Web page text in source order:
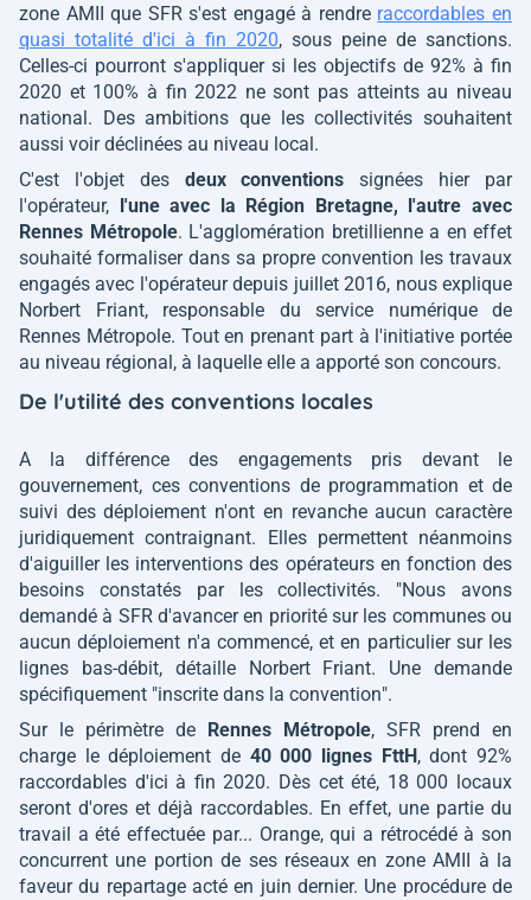
zone AMII que SFR s'est engagé à rendre raccordables en
quasi totalité d'ici à fin 2020, sous peine de sanctions.
Celles-ci pourront s'appliquer si les objectifs de 92% à fin
2020 et 100% à fin 2022 ne sont pas atteints au niveau
national. Des ambitions que les collectivités souhaitent
aussi voir déclinées au niveau local.
C'est l'objet des deux conventions signées hier par
l'opérateur, l'une avec la Région Bretagne, l'autre avec
Rennes Métropole. L'agglomération bretillienne a en effet
souhaité formaliser dans sa propre convention les travaux
engagés avec l'opérateur depuis juillet 2016, nous explique
Norbert Friant, responsable du service numérique de
Rennes Métropole. Tout en prenant part à l'initiative portée
au niveau régional, à laquelle elle a apporté son concours.
De l'utilité des conventions locales
A la différence des engagements pris devant le
gouvernement, ces conventions de programmation et de
suivi des déploiement n'ont en revanche aucun caractère
juridiquement contraignant. Elles permettent néanmoins
d'aiguiller les interventions des opérateurs en fonction des
besoins constatés par les collectivités. "Nous avons
demandé à SFR d'avancer en priorité sur les communes ou
aucun déploiement n'a commencé, et en particulier sur les
lignes bas-débit, détaille Norbert Friant. Une demande
spécifiquement "inscrite dans la convention".
Sur le périmètre de Rennes Métropole, SFR prend en
charge le déploiement de 40 000 lignes FttH, dont 92%
raccordables d'ici à fin 2020. Dès cet été, 18 000 locaux
seront d'ores et déjà raccordables. En effet, une partie du
travail a été effectuée par... Orange, qui a rétrocédé à son
concurrent une portion de ses réseaux en zone AMII à la
faveur du repartage acté en juin dernier. Une procédure de